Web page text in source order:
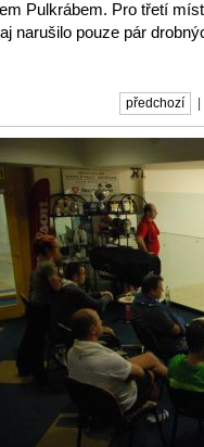
Pulkrábem. Pro třetí
narušilo pouze pár
předchozí